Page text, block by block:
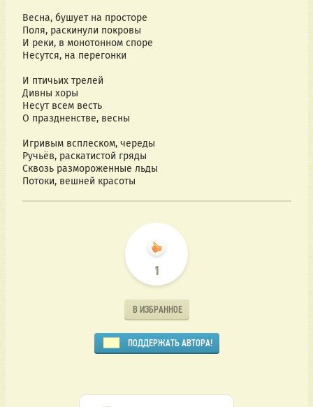
Весна, бушует на просторе
Поля, раскинули покровы
И реки, в монотонном споре
Несутся, на перегонки
И птичьих трелей
Дивны хоры
Несут всем весть
О праздненстве, весны
Игривым всплеском, череды
Ручьёв, раскатистой гряды
Сквозь размороженные льды
Потоки, вешней красоты
1
В ИЗБРАННОЕ
ПОДДЕРЖАТЬ АВТОРА!